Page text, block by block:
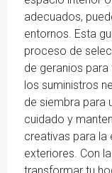
adecuados,
entornos. Esta
proceso de
de geranios para
los suministros
de siembra para
cuidado y
creativas para la
exteriores. Con